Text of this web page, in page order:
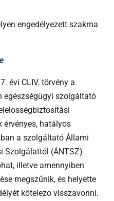
engedélyezett szakma
évi CLIV. törvény a
egészségügyi szolgáltató
érvényes, hatályos
a szolgáltató Állami
Szolgálattól (ÁNTSZ)
illetve amennyiben
megszűnik, és helyette
kötelezo visszavonni.